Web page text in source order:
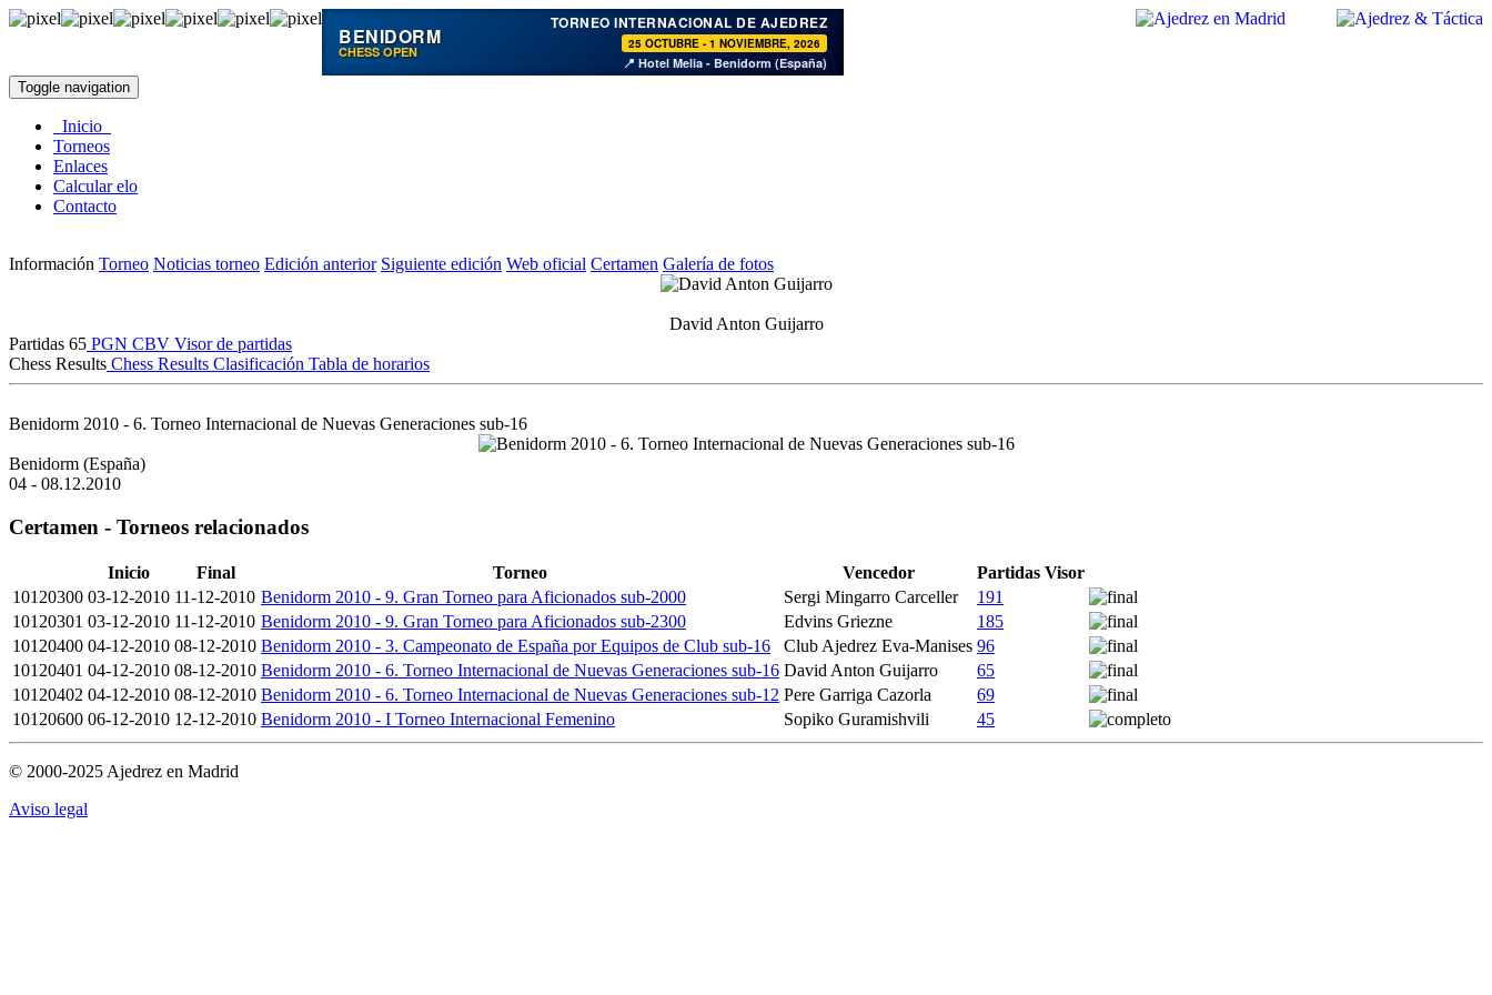
♞
BENIDORM
CHESS OPEN
TORNEO INTERNACIONAL DE AJEDREZ
25 OCTUBRE - 1 NOVIEMBRE, 2026
📍 Hotel Melia - Benidorm (España)
Toggle navigation
Inicio
Torneos
Enlaces
Calcular elo
Contacto
Información Torneo Noticias torneo Edición anterior Siguiente edición Web oficial Certamen Galería de fotos
David Anton Guijarro
Partidas 65 PGN CBV Visor de partidas
Chess Results Chess Results Clasificación Tabla de horarios
Benidorm 2010 - 6. Torneo Internacional de Nuevas Generaciones sub-16
Benidorm (España)
04 - 08.12.2010
Certamen - Torneos relacionados
Inicio Final Torneo Vencedor Partidas Visor
10120300 03-12-2010 11-12-2010 Benidorm 2010 - 9. Gran Torneo para Aficionados sub-2000 Sergi Mingarro Carceller
191
10120301 03-12-2010 11-12-2010 Benidorm 2010 - 9. Gran Torneo para Aficionados sub-2300 Edvins Griezne
185
10120400 04-12-2010 08-12-2010 Benidorm 2010 - 3. Campeonato de España por Equipos de Club sub-16 Club Ajedrez Eva-Manises 96
10120401 04-12-2010 08-12-2010 Benidorm 2010 - 6. Torneo Internacional de Nuevas Generaciones sub-16 David Anton Guijarro
65
10120402 04-12-2010 08-12-2010 Benidorm 2010 - 6. Torneo Internacional de Nuevas Generaciones sub-12 Pere Garriga Cazorla
69
10120600 06-12-2010 12-12-2010 Benidorm 2010 - I Torneo Internacional Femenino Sopiko Guramishvili 45
© 2000-2025 Ajedrez en Madrid
Aviso legal